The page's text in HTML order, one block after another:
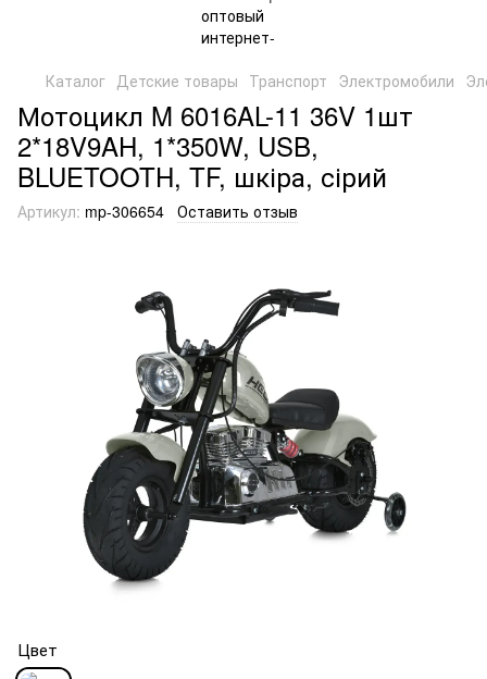
Каталог Детские товары Транспорт Электромобили
Мотоцикл M 6016AL-11 36V 1шт
2*18V9AH, 1*350W, USB,
BLUETOOTH, TF, шкіра, сірий
Артикул: mp-306654 Оставить отзыв
Цвет